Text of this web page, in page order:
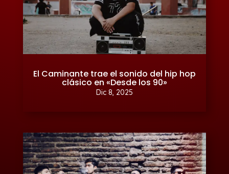
El Caminante trae el sonido del hip hop
clásico en «Desde los 90»
Dic 8, 2025